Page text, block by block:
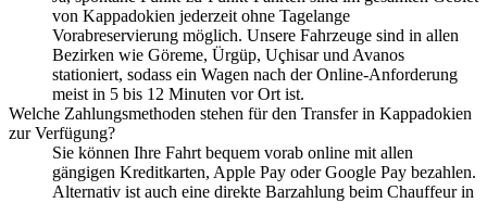
von Kappadokien jederzeit ohne Tagelange
Vorabreservierung möglich. Unsere Fahrzeuge sind in allen
Bezirken wie Göreme, Ürgüp, Uçhisar und Avanos
stationiert, sodass ein Wagen nach der Online-Anforderung
meist in 5 bis 12 Minuten vor Ort ist.
Welche Zahlungsmethoden stehen für den Transfer in Kappadokien
zur Verfügung?
Sie können Ihre Fahrt bequem vorab online mit allen
gängigen Kreditkarten, Apple Pay oder Google Pay bezahlen.
Alternativ ist auch eine direkte Barzahlung beim Chauffeur in